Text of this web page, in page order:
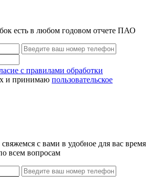
есть в любом годовом отчете ПАО
с правилами обработки
и принимаю пользовательское
с вами в удобное для вас время
всем вопросам